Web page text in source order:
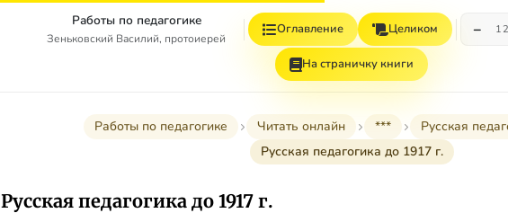
Работы по педагогике
Зеньковский Василий, протоиерей
Оглавление Целиком −
На страничку книги
Работы по педагогике Читать онлайн ***
Русская
Русская педагогика до 1917 г.
Русская педагогика до 1917 г.